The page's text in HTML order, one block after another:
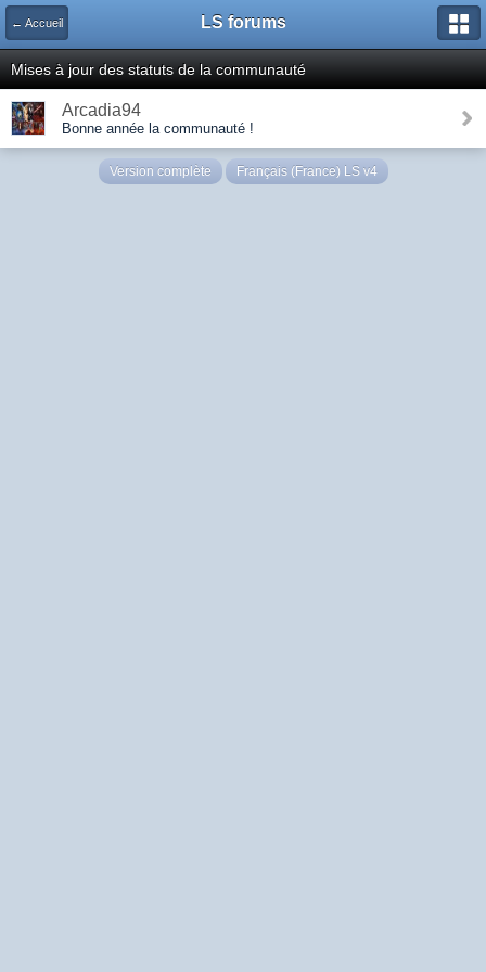
← Accueil LS forums
Mises à jour des statuts de la communauté
Arcadia94
Bonne année la communauté !
Version complète Français (France) LS v4